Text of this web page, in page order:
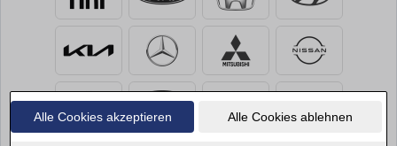
Alle Cookies akzeptieren Alle Cookies ablehnen